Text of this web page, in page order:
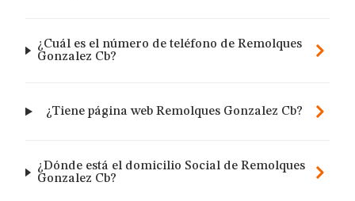
¿Cuál es el número de teléfono de Remolques
Gonzalez Cb?
¿Tiene página web Remolques Gonzalez Cb?
¿Dónde está el domicilio Social de Remolques
Gonzalez Cb?